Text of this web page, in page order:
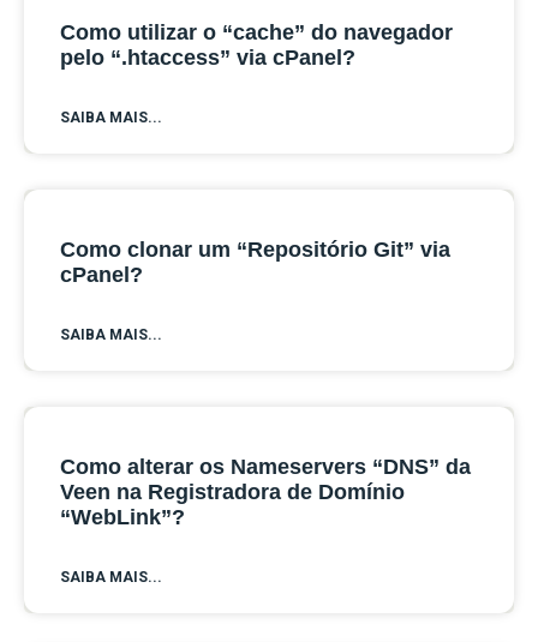
Como utilizar o “cache” do navegador
pelo “.htaccess” via cPanel?
SAIBA MAIS...
Como clonar um “Repositório Git” via
cPanel?
SAIBA MAIS...
Como alterar os Nameservers “DNS” da
Veen na Registradora de Domínio
“WebLink”?
SAIBA MAIS...